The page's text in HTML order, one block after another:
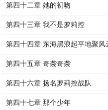
第四十二章 她的初吻
第四十三章 我不是萝莉控
第四十四章 东海黑浪起平地聚风
第四十五章 奇袭奇袭
第四十六章 扬名萝莉控战队
第四十七章 那个少年